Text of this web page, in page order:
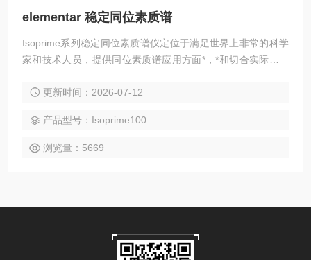
elementar 稳定同位素质谱
Isoprime系列稳定同位素质谱仪定位于满足世界上非常的科学
家和技术人员，提供同位素质谱应用方面*，*和切合实际的解
有着显著优势，能在任何应用领域提供的性能表现。Isoprime
家的*。Isoprime的起源可追溯到七十年代初。历经八十年代及
九十年代，
更新时间：2026-07-12
产品型号：Isoprime100
浏览量：5669